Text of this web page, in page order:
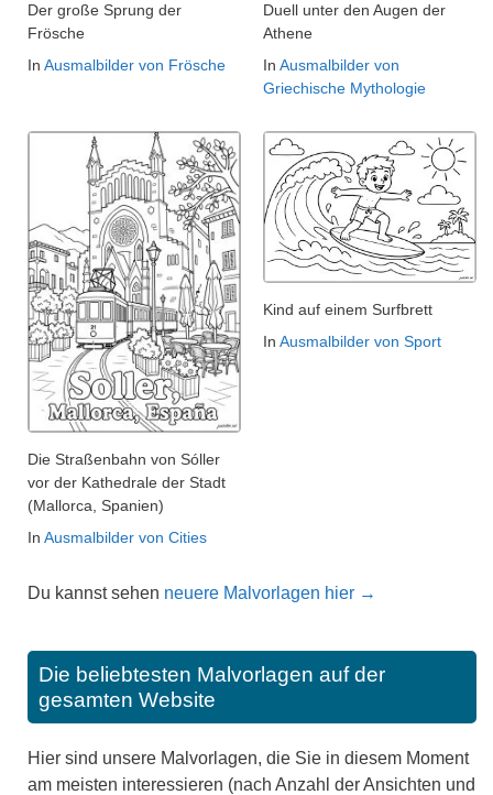
Der große Sprung der
Frösche
In Ausmalbilder von Frösche
Duell unter den Augen der
Athene
In Ausmalbilder von
Griechische Mythologie
Die Straßenbahn von Sóller
vor der Kathedrale der Stadt
(Mallorca, Spanien)
In Ausmalbilder von Cities
Kind auf einem Surfbrett
In Ausmalbilder von Sport
Du kannst sehen neuere Malvorlagen hier →
Die beliebtesten Malvorlagen auf der
gesamten Website
Hier sind unsere Malvorlagen, die Sie in diesem Moment
am meisten interessieren (nach Anzahl der Ansichten und